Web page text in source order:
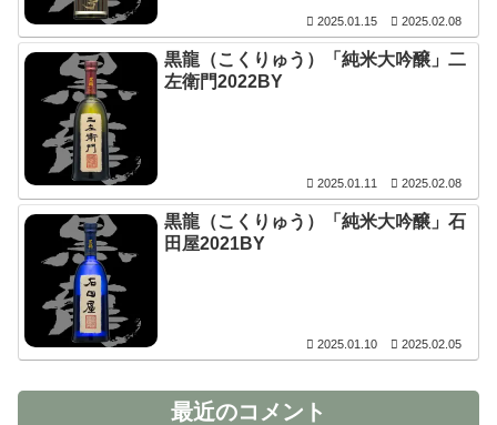
2025.01.15 2025.02.08
黒龍（こくりゅう）「純米大吟醸」二
左衛門2022BY
2025.01.11 2025.02.08
黒龍（こくりゅう）「純米大吟醸」石
田屋2021BY
2025.01.10 2025.02.05
最近のコメント